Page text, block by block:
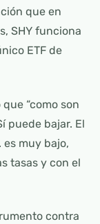
que en
SHY funciona
ETF de
“como son
puede bajar. El
es muy bajo,
tasas y con el
contra